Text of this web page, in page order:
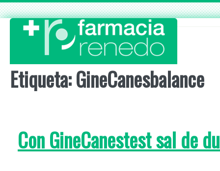
Skip
to
content
Etiqueta:GineCanesbalance
Con GineCanestest sal de